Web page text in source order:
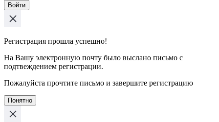
Войти
Регистрация прошла успешно!
На Вашу электронную почту было выслано письмо с
подтвеждением регистрации.
Пожалуйста прочтите письмо и завершите регистрацию
Понятно